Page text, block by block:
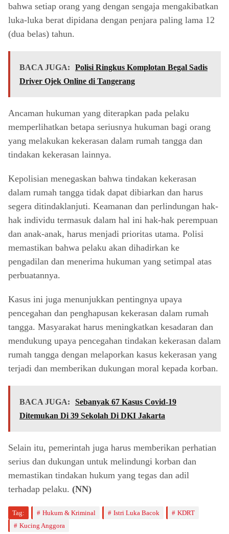
bahwa setiap orang yang dengan sengaja mengakibatkan
luka-luka berat dipidana dengan penjara paling lama 12
(dua belas) tahun.
BACA JUGA:
Polisi Ringkus Komplotan Begal Sadis
Driver Ojek Online di Tangerang
Ancaman hukuman yang diterapkan pada pelaku
memperlihatkan betapa seriusnya hukuman bagi orang
yang melakukan kekerasan dalam rumah tangga dan
tindakan kekerasan lainnya.
Kepolisian menegaskan bahwa tindakan kekerasan
dalam rumah tangga tidak dapat dibiarkan dan harus
segera ditindaklanjuti. Keamanan dan perlindungan hak-
hak individu termasuk dalam hal ini hak-hak perempuan
dan anak-anak, harus menjadi prioritas utama. Polisi
memastikan bahwa pelaku akan dihadirkan ke
pengadilan dan menerima hukuman yang setimpal atas
perbuatannya.
Kasus ini juga menunjukkan pentingnya upaya
pencegahan dan penghapusan kekerasan dalam rumah
tangga. Masyarakat harus meningkatkan kesadaran dan
mendukung upaya pencegahan tindakan kekerasan dalam
rumah tangga dengan melaporkan kasus kekerasan yang
terjadi dan memberikan dukungan moral kepada korban.
BACA JUGA:
Sebanyak 67 Kasus Covid-19
Ditemukan Di 39 Sekolah Di DKI Jakarta
Selain itu, pemerintah juga harus memberikan perhatian
serius dan dukungan untuk melindungi korban dan
memastikan tindakan hukum yang tegas dan adil
terhadap pelaku. (NN)
Tag: Hukum & Kriminal Istri Luka Bacok
KDRT
Kucing Anggora